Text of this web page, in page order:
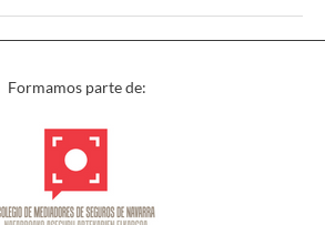
Formamos parte de: